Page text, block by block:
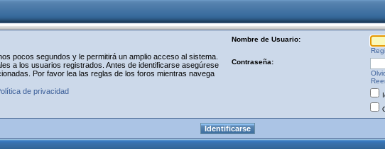
pocos segundos y le permitirá un amplio acceso al sistema.
a los usuarios registrados. Antes de identificarse asegúrese
Por favor lea las reglas de los foros mientras navega
de privacidad
Nombre de Usuario:
Contraseña: